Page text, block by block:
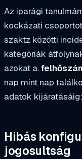
Az iparági
kockázati
szaktz közötti
kategóriák
azokat a.
nap mint nap
adatok kijáratásáig:
Hibás
jogosultság